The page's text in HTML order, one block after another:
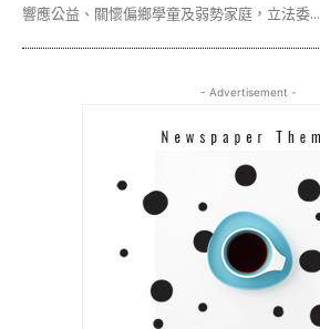
響應公益、關懷偏鄉學童及弱勢家庭，立法委...
- Advertisement -